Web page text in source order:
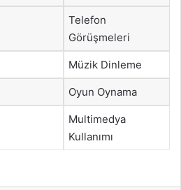
Telefon
Görüşmeleri
Müzik Dinleme
Oyun Oynama
Multimedya
Kullanımı